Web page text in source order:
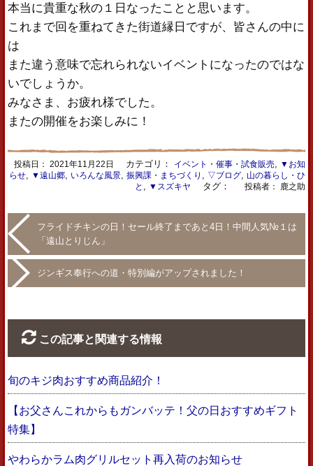
本当に貴重な秋の１日なったことと思います。
これまで回を重ねてきた街道縁日ですが、皆さんの中に
は
また違う意味で忘れられないイベントになったのではな
いでしょうか。
みなさま、お疲れ様でした。
またの開催をお楽しみに！
投稿日： 2021年11月22日 カテゴリ： イベント・催事・試食販売,
▼お知
らせ, ▼遠山郷, いろんな風景, 振興課・まちづくり ▽ブログ,
山の暮らし・ひ
と
▼スズキヤ タグ： 投稿者： 鹿之助
フライドチキンの日！セール終了まであと4日！中間人気№１は
「遠山とりじん」
ジンギス奉行への道・特別編がアップされました！
この記事と関連する情報
旬のキジ肉おすすめ商品紹介！
【お父さんこれからもガンバッテ！父の日おすすめギフト
特集】
やわらかラム肉グリルセット再入荷のお知らせ